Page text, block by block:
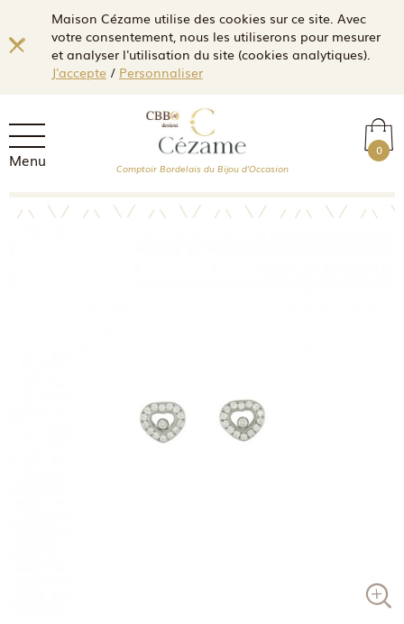
Maison Cézame utilise des cookies sur ce site. Avec
votre consentement, nous les utiliserons pour mesurer
et analyser l'utilisation du site (cookies analytiques).
J'accepte/ Personnaliser
Menu 0
Comptoir Bordelais du Bijou d'Occasion